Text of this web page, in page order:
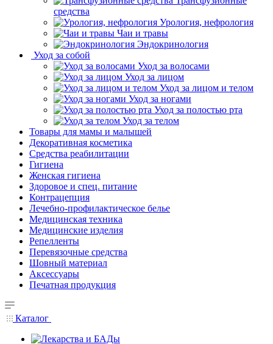
средства
Урология, нефрология
Чаи и травы
Эндокринология
Уход за собой
Уход за волосами
Уход за лицом
Уход за лицом и телом
Уход за ногами
Уход за полостью рта
Уход за телом
Товары для мамы и малышей
Декоративная косметика
Средства реабилитации
Гигиена
Женская гигиена
Здоровое и спец. питание
Контрацепция
Лечебно-профилактическое белье
Медицинская техника
Медицинские изделия
Репелленты
Перевязочные средства
Шовный материал
Аксессуары
Печатная продукция
Каталог